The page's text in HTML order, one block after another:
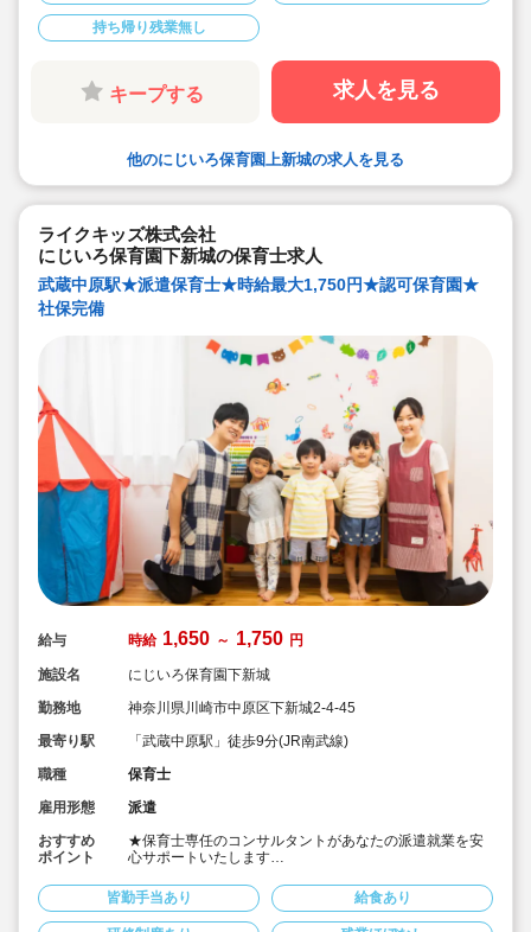
持ち帰り残業無し
キープする 求人を見る
他のにじいろ保育園上新城の求人を見る
ライクキッズ株式会社
にじいろ保育園下新城の保育士求人
武蔵中原駅★派遣保育士★時給最大1,750円★認可保育園★
社保完備
給与 時給 1,650 ～ 1,750 円
施設名
にじいろ保育園下新城
勤務地
神奈川県川崎市中原区下新城2-4-45
最寄り駅
「武蔵中原駅」徒歩9分(JR南武線)
職種
保育士
雇用形態
派遣
おすすめ
ポイント
★保育士専任のコンサルタントがあなたの派遣就業を安
心サポートいたします
★時給1,650円～1,750円の求人です
★４月スタートOK！
皆勤手当あり 給食あり